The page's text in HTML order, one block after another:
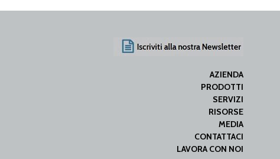
AZIENDA
PRODOTTI
SERVIZI
RISORSE
MEDIA
CONTATTACI
LAVORA CON NOI